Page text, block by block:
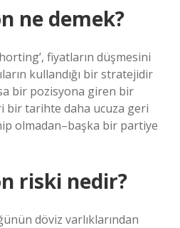
ne demek?
fiyatların düşmesini
kullandığı bir stratejidir
bir pozisyona giren bir
bir tarihte daha ucuza geri
olmadan–başka bir partiye
riski nedir?
döviz varlıklarından